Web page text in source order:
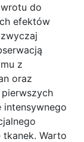
do
efektów
z
oraz
intensywnego
Warto